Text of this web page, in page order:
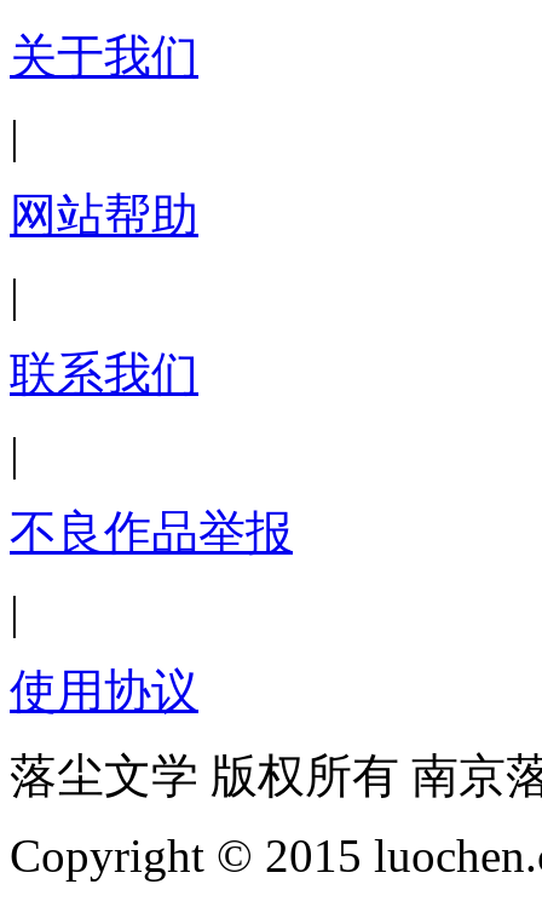
关于我们
|
网站帮助
|
联系我们
|
不良作品举报
|
使用协议
落尘文学 版权所有 南京
Copyright © 2015